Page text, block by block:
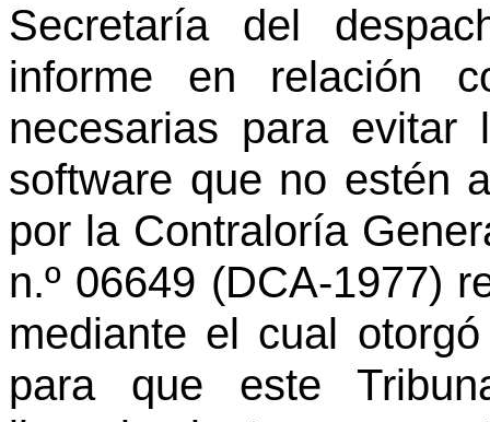
Secretaría del
informe en relación
necesarias para
software que no estén
por la Contraloría
n.º 06649 (DCA-1977)
mediante el cual
para que este